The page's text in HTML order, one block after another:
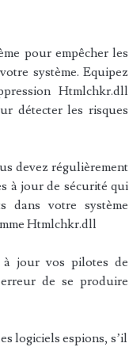
pour empêcher les
système. Equipez
Htmlchkr.dll
détecter les risques
devez régulièrement
à jour de sécurité qui
dans votre système
Htmlchkr.dll
à jour vos pilotes de
de se produire
logiciels espions, s’il